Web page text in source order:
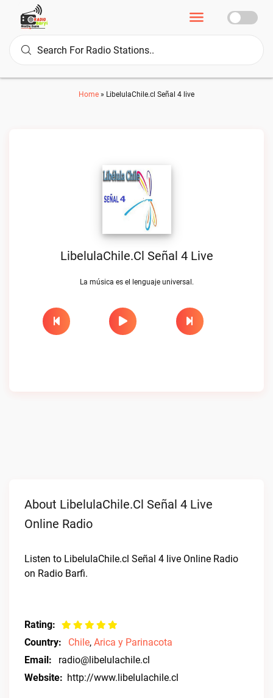
Home » LibelulaChile.cl Señal 4 live
LibelulaChile.cl Señal 4 Live
La música es el lenguaje universal.
About LibelulaChile.cl Señal 4 Live
Online Radio
Listen to LibelulaChile.cl Señal 4 live Online Radio
on Radio Barfi.
Rating:
Country:
Chile, Arica y Parinacota
Email:
radio@libelulachile.cl
Website: http://www.libelulachile.cl